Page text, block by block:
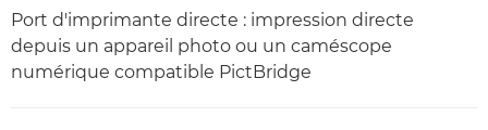
Port d'imprimante directe : impression directe
depuis un appareil photo ou un caméscope
numérique compatible PictBridge